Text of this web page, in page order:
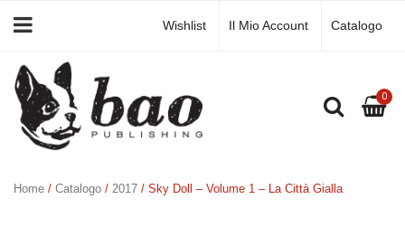
Wishlist Il Mio Account Catalogo
0
Home / Catalogo / 2017 / Sky Doll – Volume 1 – La Città Gialla